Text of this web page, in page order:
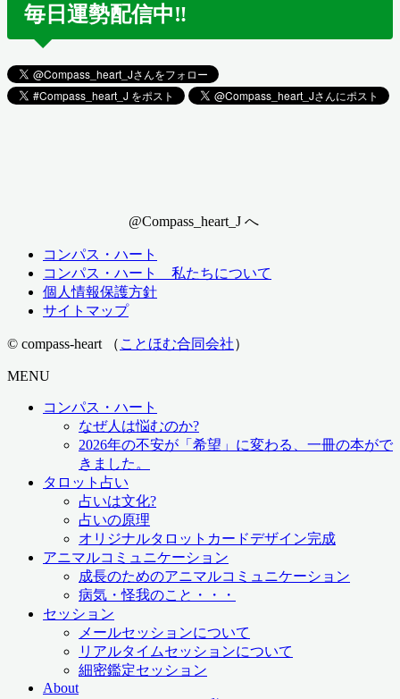
毎日運勢配信中‼️
@Compass_heart_J へ
コンパス・ハート
コンパス・ハート 私たちについて
個人情報保護方針
サイトマップ
© compass-heart （ ことほむ合同会社）
MENU
コンパス・ハート
なぜ人は悩むのか?
2026年の不安が「希望」に変わる、一冊の本がで
きました。
タロット占い
占いは文化?
占いの原理
オリジナルタロットカードデザイン完成
アニマルコミュニケーション
成長のためのアニマルコミュニケーション
病気・怪我のこと・・・
セッション
メールセッションについて
リアルタイムセッションについて
細密鑑定セッション
About